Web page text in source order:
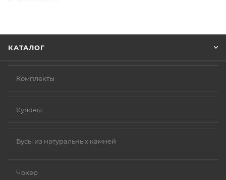
КАТАЛОГ
Комплекты
Кулоны
Бусы из натуральных камней
Чокер